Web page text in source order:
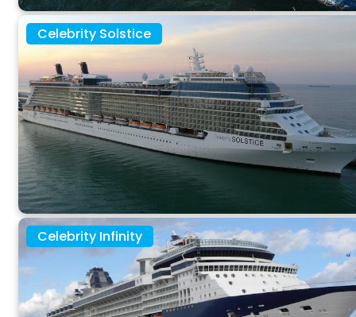
Celebrity Solstice
Celebrity Infinity